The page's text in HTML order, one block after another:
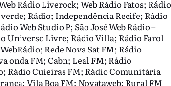
Rádio Liverock; Web Rádio Fatos; Rádio
Rádio; Independência Recife; Rádio
Web Studio P; São José Web Rádio –
Universo Livre; Rádio Villa; Rádio Farol
Rede Nova Sat FM; Rádio
onda FM; Cabn; Leal FM; Rádio
Rádio Cuieiras FM; Rádio Comunitária
Vila Boa FM; Novataweb; Rural FM